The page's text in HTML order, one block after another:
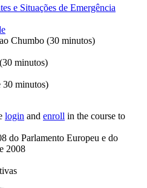
e Situações de Emergência
Chumbo (30 minutos)
minutos)
30 minutos)
login and enroll in the course to
do Parlamento Europeu e do
2008